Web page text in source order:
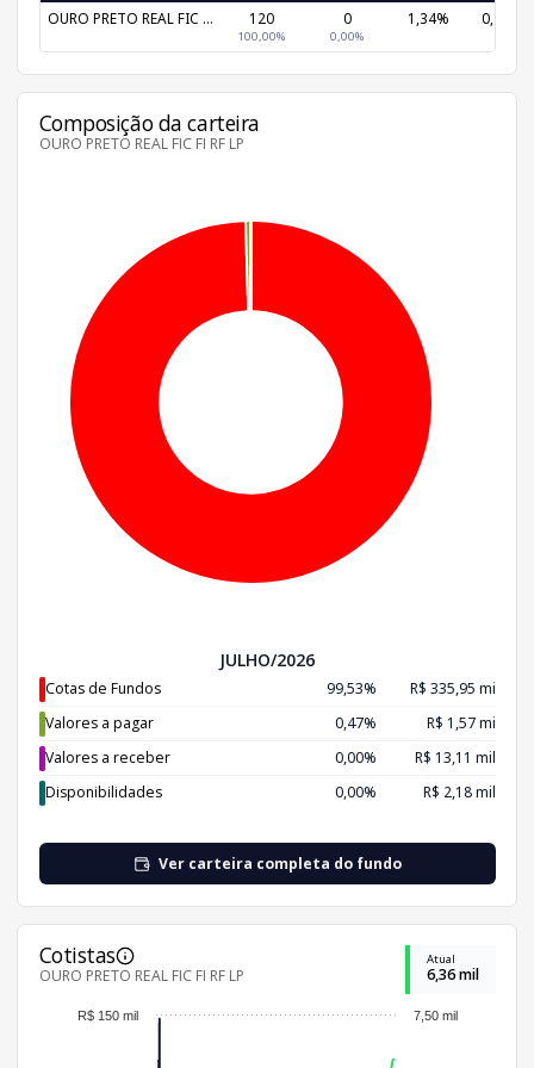
OURO PRETO REAL FIC ... 120
100,00%
0
0,00%
1,34% 0,13%
Composição da carteira
OURO PRETO REAL FIC FI RF LP
JULHO/2026
Cotas de Fundos 99,53%
R$ 335,95 mi
Valores a pagar
0,47%
R$ 1,57 mi
Valores a receber
0,00%
R$ 13,11 mil
Disponibilidades
0,00% R$ 2,18 mil
Ver carteira completa do fundo
Cotistas
OURO PRETO REAL FIC FI RF LP
Atual
6,36 mil
7,50 mil
R$ 150 mil